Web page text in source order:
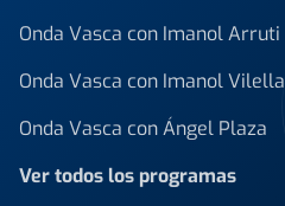
Onda Vasca con Imanol Arruti
Onda Vasca con Imanol Vilella
Onda Vasca con Ángel Plaza
Ver todos los programas